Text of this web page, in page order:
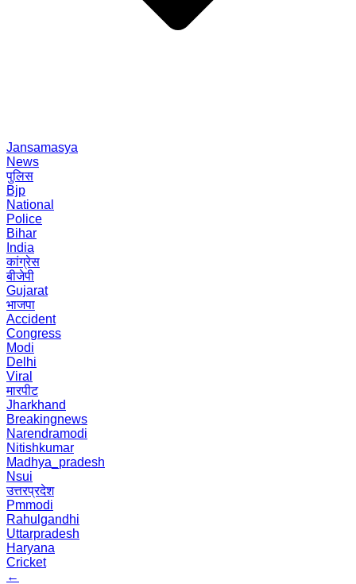
Jansamasya
News
पुलिस
Bjp
National
Police
Bihar
India
कांग्रेस
बीजेपी
Gujarat
भाजपा
Accident
Congress
Modi
Delhi
Viral
मारपीट
Jharkhand
Breakingnews
Narendramodi
Nitishkumar
Madhya_pradesh
Nsui
उत्तरप्रदेश
Pmmodi
Rahulgandhi
Uttarpradesh
Haryana
Cricket
←